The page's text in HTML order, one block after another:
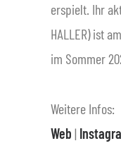
erspielt. Ihr
HALLER) ist
im Sommer
Weitere Infos:
Web |